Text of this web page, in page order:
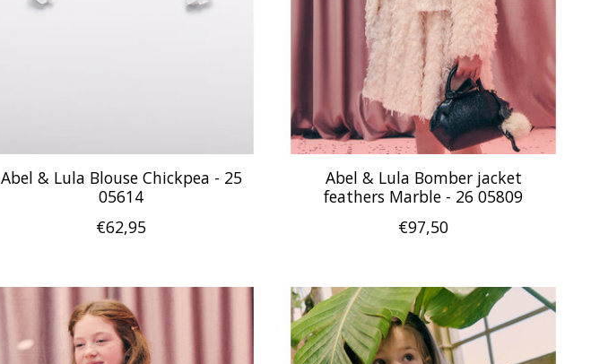
Abel & Lula Blouse Chickpea - 25
05614
€62,95
Abel & Lula Bomber jacket
feathers Marble - 26 05809
€97,50